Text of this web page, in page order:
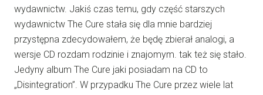
wydawnictw. Jakiś czas temu, gdy część starszych
wydawnictw The Cure stała się dla mnie bardziej
przystępna zdecydowałem, że będę zbierał analogi, a
wersje CD rozdam rodzinie i znajomym. tak też się stało.
Jedyny album The Cure jaki posiadam na CD to
„Disintegration”. W przypadku The Cure przez wiele lat